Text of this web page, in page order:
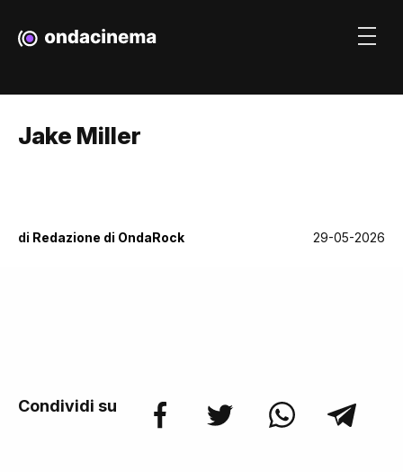
Jake Miller
di Redazione di OndaRock 29-05-2026
Condividi su